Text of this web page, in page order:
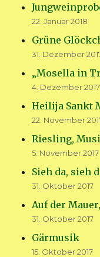
22. Januar 2018
Grüne
31. Dezember
„Mosella in
4. Dezember 2017
Heilija Sankt
22. November
Riesling,
5. November 2017
Sieh da, sieh
31. Oktober 2017
Auf der
31. Oktober 2017
Gärmusik
15. Oktober 2017